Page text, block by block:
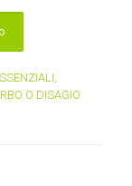
,
O DISAGIO